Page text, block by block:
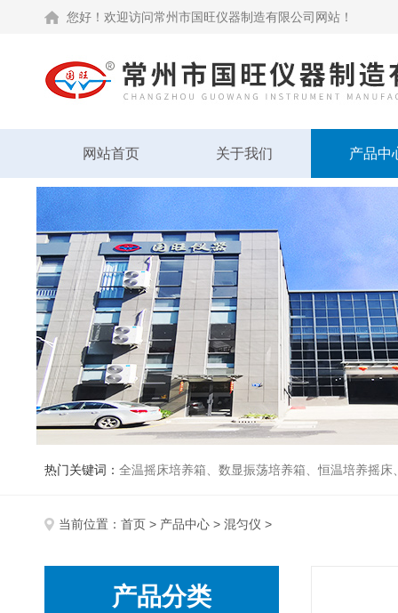
您好！欢迎访问常州市国旺仪器制造有限公司网站！
网站首页 关于我们 产品中
热门关键词： 全温摇床培养箱、数显振荡培养箱、恒温培养摇
当前位置： 首页 > 产品中心 > 混匀仪 >
产品分类